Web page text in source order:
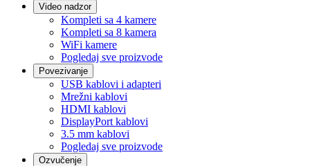
Video nadzor
Kompleti sa 4 kamere
Kompleti sa 8 kamera
WiFi kamere
Pogledaj sve proizvode
Povezivanje
USB kablovi i adapteri
Mrežni kablovi
HDMI kablovi
DisplayPort kablovi
3.5 mm kablovi
Pogledaj sve proizvode
Ozvučenje